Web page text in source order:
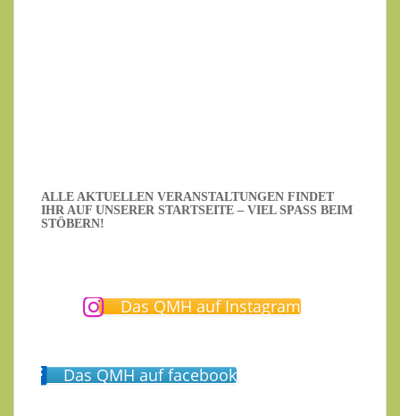
ALLE AKTUELLEN VERANSTALTUNGEN FINDET
IHR AUF UNSERER STARTSEITE – VIEL SPASS BEIM S
TÖBERN!
Das QMH auf Instagram
Das QMH auf facebook